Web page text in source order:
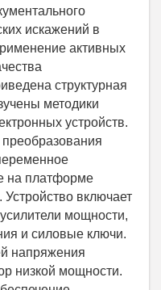
искажений в
активных
структурная
методики
устройств.
на платформе
включает
мощности,
и силовые ключи.
напряжения
низкой мощности.